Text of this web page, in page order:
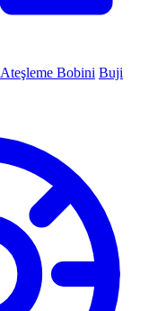
Ateşleme Bobini Buji